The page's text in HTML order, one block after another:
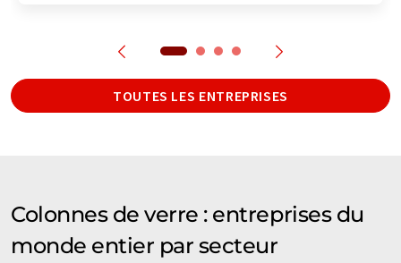
TOUTES LES ENTREPRISES
Colonnes de verre : entreprises du
monde entier par secteur